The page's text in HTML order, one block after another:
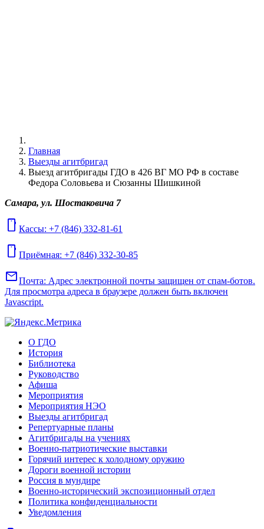
Главная
Выезды агитбригад
Выезд агитбригады ГДО в 426 ВГ МО РФ в составе
Федора Соловьева и Сюзанны Шишкиной
Самара, ул. Шостаковича 7
mobile Кассы: +7 (846) 332-81-61
mobile Приёмная: +7 (846) 332-30-85
mailПочта: Адрес электронной почты защищен от спам-ботов.
Для просмотра адреса в браузере должен быть включен
Javascript.
О ГДО
История
Библиотека
Руководство
Афиша
Мероприятия
Мероприятия НЭО
Выезды агитбригад
Репертуарные планы
Агитбригады на учениях
Военно-патриотические выставки
Горячий интерес к холодному оружию
Дороги военной истории
Россия в мундире
Военно-исторический экспозиционный отдел
Политика конфиденциальности
Уведомления